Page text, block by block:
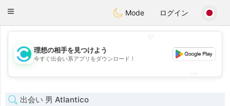
olombiaCitas
Toggle
Mode ログイン
💖
💕
理想の相手を見つけよう
今すぐ出会い系アプリをダウンロード！
出会い 男 Atlantico